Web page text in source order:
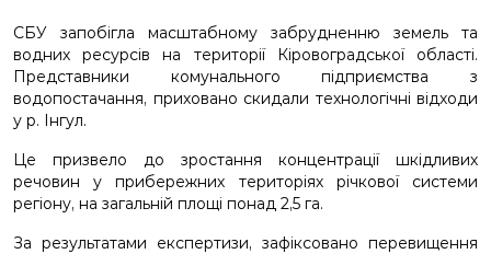
СБУ запобігла масштабному забрудненню земель та
водних ресурсів на території Кіровоградської області.
Представники комунального підприємства з
водопостачання, приховано скидали технологічні відходи
у р. Інгул.
Це призвело до зростання концентрації шкідливих
речовин у прибережних територіях річкової системи
регіону, на загальній площі понад 2,5 га.
За результатами експертизи, зафіксовано перевищення